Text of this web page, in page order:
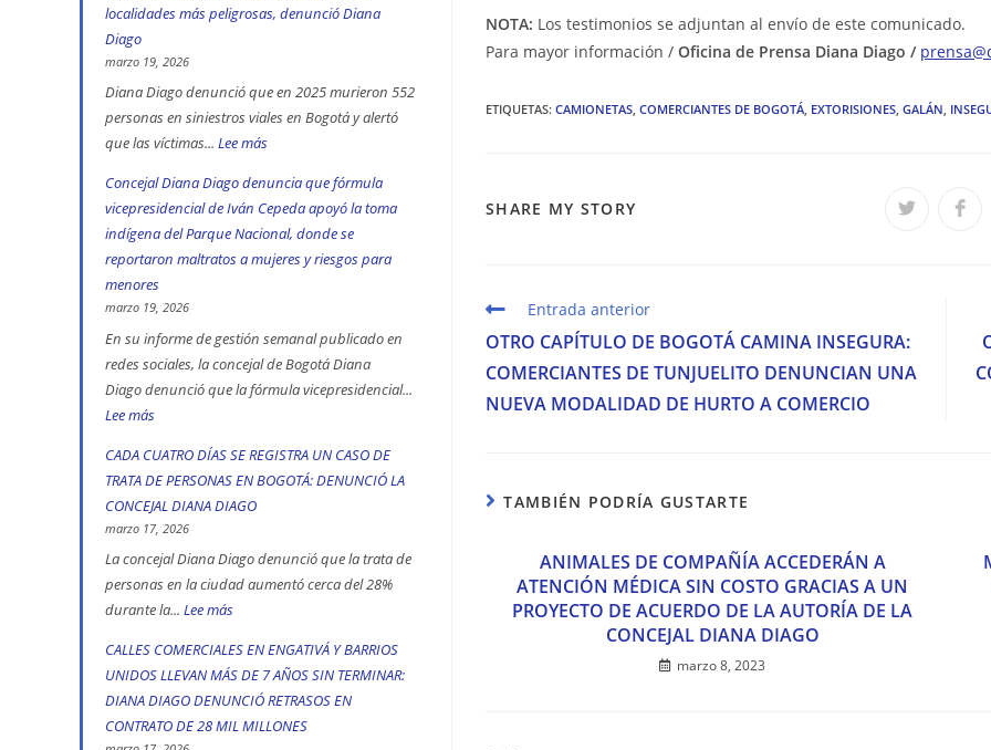
NOTA: Los testimonios se adjuntan al envío de este comunicado.
Para mayor información / Oficina de Prensa Diana Diago /
ETIQUETAS: CAMIONETAS, COMERCIANTES DE BOGOTÁ, EXTORISIONES, GALÁN,
SHARE MY STORY Se Se
Leer
artículos
Entrada anterior
OTRO CAPÍTULO DE BOGOTÁ CAMINA INSEGURA:
COMERCIANTES DE TUNJUELITO DENUNCIAN UNA
NUEVA MODALIDAD DE HURTO A COMERCIO
TAMBIÉN PODRÍA GUSTARTE
ANIMALES DE COMPAÑÍA ACCEDERÁN A
ATENCIÓN MÉDICA SIN COSTO GRACIAS A UN
PROYECTO DE ACUERDO DE LA AUTORÍA DE LA
CONCEJAL DIANA DIAGO
marzo 8, 2023
localidades más peligrosas, denunció Diana
Diago
marzo 19, 2026
Diana Diago denunció que en 2025 murieron 552
personas en siniestros viales en Bogotá y alertó
que las víctimas... Lee más:
muertos
en
las
Bogotá
en
2025:
Ciudad
Bolívar
son
las
más
peligrosas,
denunció
Diana
Concejal Diana Diago denuncia que fórmula
vicepresidencial de Iván Cepeda apoyó la toma
indígena del Parque Nacional, donde se
reportaron maltratos a mujeres y riesgos para
menores
marzo 19, 2026
En su informe de gestión semanal publicado en
redes sociales, la concejal de Bogotá Diana
Diago denunció que la fórmula vicepresidencial...
Lee más:
Concejal
Diago
denuncia
que
fórmula
vicepresidencial
Cepeda
apoyó
CADA CUATRO DÍAS SE REGISTRA UN CASO DE
TRATA DE PERSONAS EN BOGOTÁ: DENUNCIÓ LA
CONCEJAL DIANA DIAGO
marzo 17, 2026
La concejal Diana Diago denunció que la trata de
personas en la ciudad aumentó cerca del 28%
durante la... Lee más:
CUATRO
DÍAS
SE
CALLES COMERCIALES EN ENGATIVÁ Y BARRIOS
UNIDOS LLEVAN MÁS DE 7 AÑOS SIN TERMINAR:
DIANA DIAGO DENUNCIÓ RETRASOS EN
CONTRATO DE 28 MIL MILLONES